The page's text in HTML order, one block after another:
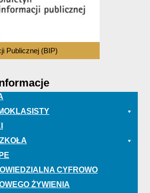
Publicznej (BIP)
CYFROWO
ŻYWIENIA